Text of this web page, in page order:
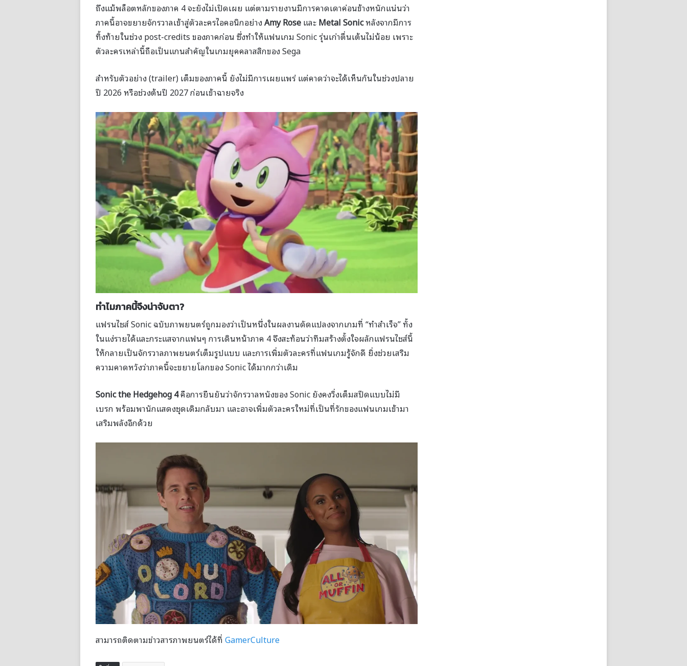
ถึงแม้พล็อตหลักของภาค 4 จะยังไม่เปิดเผย แต่ตามรายงานมีการคาดเดาค่อนข้างหนักแน่นว่า
ภาคนี้อาจขยายจักรวาลเข้าสู่ตัวละครไอคอนิกอย่างAmy RoseและMetal Sonicหลังจากมีการ
ทิ้งท้ายในช่วง post-credits ของภาคก่อน ซึ่งทำให้แฟนเกม Sonic รุ่นเก่าตื่นเต้นไม่น้อย เพราะ
ตัวละครเหล่านี้ถือเป็นแกนสำคัญในเกมยุคคลาสสิกของ Sega
สำหรับตัวอย่าง (trailer) เต็มของภาคนี้ ยังไม่มีการเผยแพร่ แต่คาดว่าจะได้เห็นกันในช่วงปลาย
ปี 2026 หรือช่วงต้นปี 2027 ก่อนเข้าฉายจริง
ทำไมภาคนี้จึงน่าจับตา?
แฟรนไชส์ Sonic ฉบับภาพยนตร์ถูกมองว่าเป็นหนึ่งในผลงานดัดแปลงจากเกมที่ “ทำสำเร็จ” ทั้ง
ในแง่รายได้และกระแสจากแฟนๆ การเดินหน้าภาค 4 จึงสะท้อนว่าทีมสร้างตั้งใจผลักแฟรนไชส์นี้
ให้กลายเป็นจักรวาลภาพยนตร์เต็มรูปแบบ และการเพิ่มตัวละครที่แฟนเกมรู้จักดี ยิ่งช่วยเสริม
ความคาดหวังว่าภาคนี้จะขยายโลกของ Sonic ได้มากกว่าเดิม
Sonic the Hedgehog 4คือการยืนยันว่าจักรวาลหนังของ Sonic ยังคงวิ่งเต็มสปีดแบบไม่มี
เบรก พร้อมพานักแสดงชุดเดิมกลับมา และอาจเพิ่มตัวละครใหม่ที่เป็นที่รักของแฟนเกมเข้ามา
เสริมพลังอีกด้วย
สามารถติดตามข่าวสารภาพยนตร์ได้ที่GamerCulture